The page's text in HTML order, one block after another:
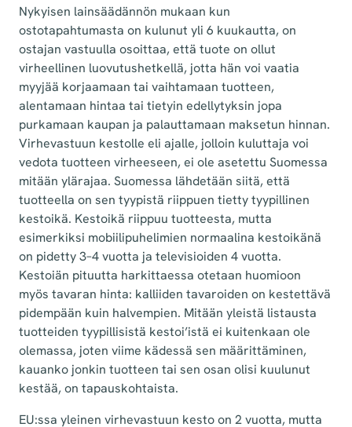
Nykyisen lainsäädännön mukaan kun
ostotapahtumasta on kulunut yli 6 kuukautta, on
ostajan vastuulla osoittaa, että tuote on ollut
virheellinen luovutushetkellä, jotta hän voi vaatia
myyjää korjaamaan tai vaihtamaan tuotteen,
alentamaan hintaa tai tietyin edellytyksin jopa
purkamaan kaupan ja palauttamaan maksetun hinnan.
Virhevastuun kestolle eli ajalle, jolloin kuluttaja voi
vedota tuotteen virheeseen, ei ole asetettu Suomessa
mitään ylärajaa. Suomessa lähdetään siitä, että
tuotteella on sen tyypistä riippuen tietty tyypillinen
kestoikä. Kestoikä riippuu tuotteesta, mutta
esimerkiksi mobiilipuhelimien normaalina kestoikänä
on pidetty 3–4 vuotta ja televisioiden 4 vuotta.
Kestoiän pituutta harkittaessa otetaan huomioon
myös tavaran hinta: kalliiden tavaroiden on kestettävä
pidempään kuin halvempien. Mitään yleistä listausta
tuotteiden tyypillisistä kestoi’istä ei kuitenkaan ole
olemassa, joten viime kädessä sen määrittäminen,
kauanko jonkin tuotteen tai sen osan olisi kuulunut
kestää, on tapauskohtaista.
EU:ssa yleinen virhevastuun kesto on 2 vuotta, mutta